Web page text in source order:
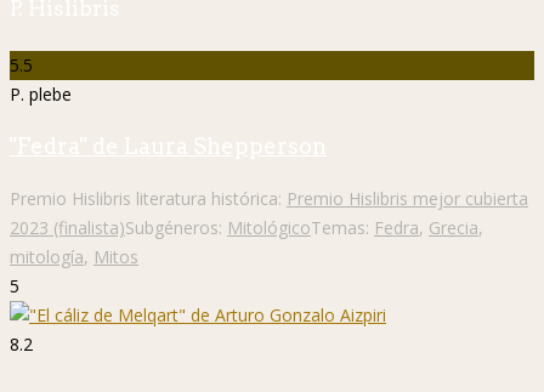
2023 (finalista)
mitología,Mitos
5
8.2
P. Hislibris
7.9
P. plebe
"El cáliz de Melqart" de Arturo Gonzalo Aizpiri